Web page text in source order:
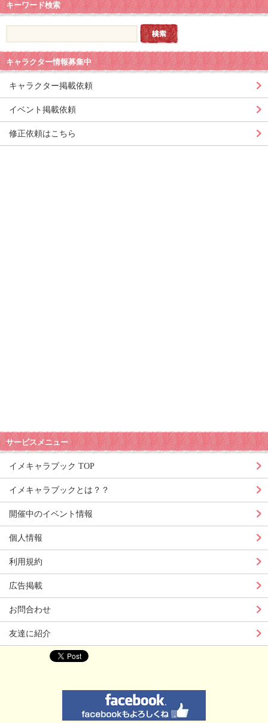
キーワード検索
キャラクター情報募集中
キャラクター掲載依頼
イベント掲載依頼
修正依頼はこちら
サービスメニュー
イメキャラブック TOP
イメキャラブックとは？？
開催中のイベント情報
個人情報
利用規約
広告掲載
お問合わせ
友達に紹介